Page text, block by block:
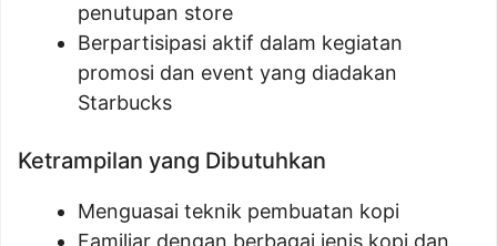
penutupan store
Berpartisipasi aktif dalam kegiatan
promosi dan event yang diadakan
Starbucks
Ketrampilan yang Dibutuhkan
Menguasai teknik pembuatan kopi
Familiar dengan berbagai jenis kopi dan